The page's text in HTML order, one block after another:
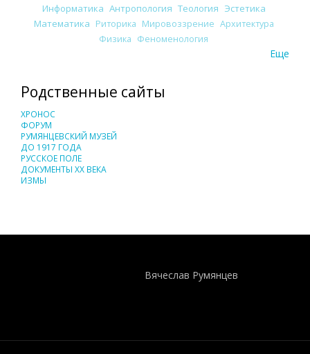
Информатика Антропология Теология Эстетика
Математика Риторика Мировоззрение Архитектура
Физика Феноменология
Еще
Родственные сайты
ХРОНОС
ФОРУМ
РУМЯНЦЕВСКИЙ МУЗЕЙ
ДО 1917 ГОДА
РУССКОЕ ПОЛЕ
ДОКУМЕНТЫ XX ВЕКА
ИЗМЫ
Вячеслав Румянцев